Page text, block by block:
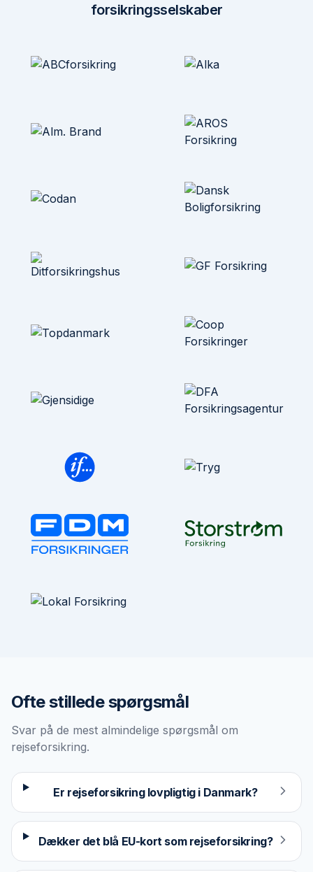
forsikringsselskaber
Ofte stillede spørgsmål
Svar på de mest almindelige spørgsmål om
rejseforsikring.
Er rejseforsikring lovpligtig i Danmark?
Dækker det blå EU-kort som rejseforsikring?